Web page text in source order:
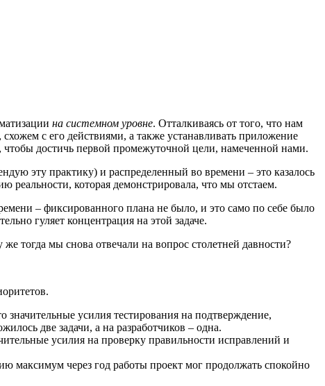
на системном уровне. Отталкиваясь от того, что нам
с его действиями, а также устанавливать приложение
достичь первой промежуточной цели, намеченной нами.
эту практику) и распределенный во времени – это казалось
которая демонстрировала, что мы отстаем.
– фиксированного плана не было, и это само по себе было
гуляет концентрация на этой задаче.
тогда мы снова отвечали на вопрос столетней давности?
значительные усилия тестирования на подтверждение,
две задачи, а на разработчиков – одна.
усилия на проверку правильности исправлений и
максимум через год работы проект мог продолжать спокойно